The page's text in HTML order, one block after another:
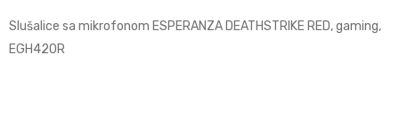
Slušalice sa mikrofonom ESPERANZA DEATHSTRIKE RED, gaming,
EGH420R